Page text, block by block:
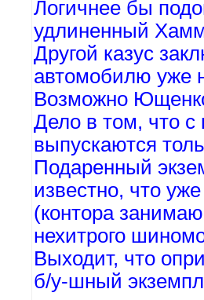
Логичнее бы
удлиненный
Другой казус
автомобилю уже
Возможно
Дело в том, что с
выпускаются
Подаренный
известно, что
(контора
нехитрого
Выходит, что
б/у-шный